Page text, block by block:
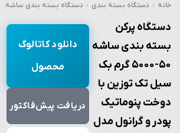
خانه دستگاه بسته بندی دستگاه بسته بندی ساشه
دستگاه پرکن
بسته بندی ساشه
50-5000 گرم بک
سیل تک توزین با
دوخت پنوماتیک
پودر و گرانول مدل
دانلود کاتالوگ
محصول
دریافت پیش‌فاکتور